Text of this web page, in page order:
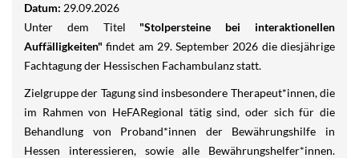
Datum: 29.09.2026
Unter dem Titel "Stolpersteine bei interaktionellen
Auffälligkeiten" findet am 29. September 2026 die diesjährige
Fachtagung der Hessischen Fachambulanz statt.
Zielgruppe der Tagung sind insbesondere Therapeut*innen, die
im Rahmen von HeFARegional tätig sind, oder sich für die
Behandlung von Proband*innen der Bewährungshilfe in
Hessen interessieren, sowie alle Bewährungshelfer*innen.